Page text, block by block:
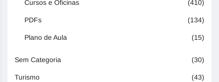
Cursos e Oficinas (410)
PDFs (134)
Plano de Aula (15)
Sem Categoria (30)
Turismo (43)